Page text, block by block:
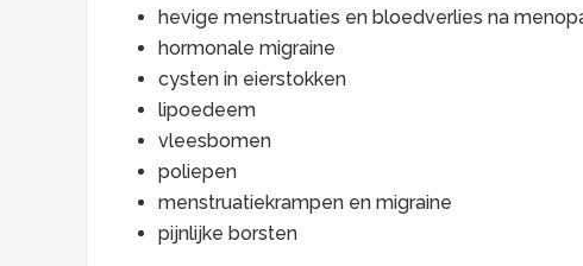
hevige menstruaties en bloedverlies na
hormonale migraine
cysten in eierstokken
lipoedeem
vleesbomen
poliepen
menstruatiekrampen en migraine
pijnlijke borsten